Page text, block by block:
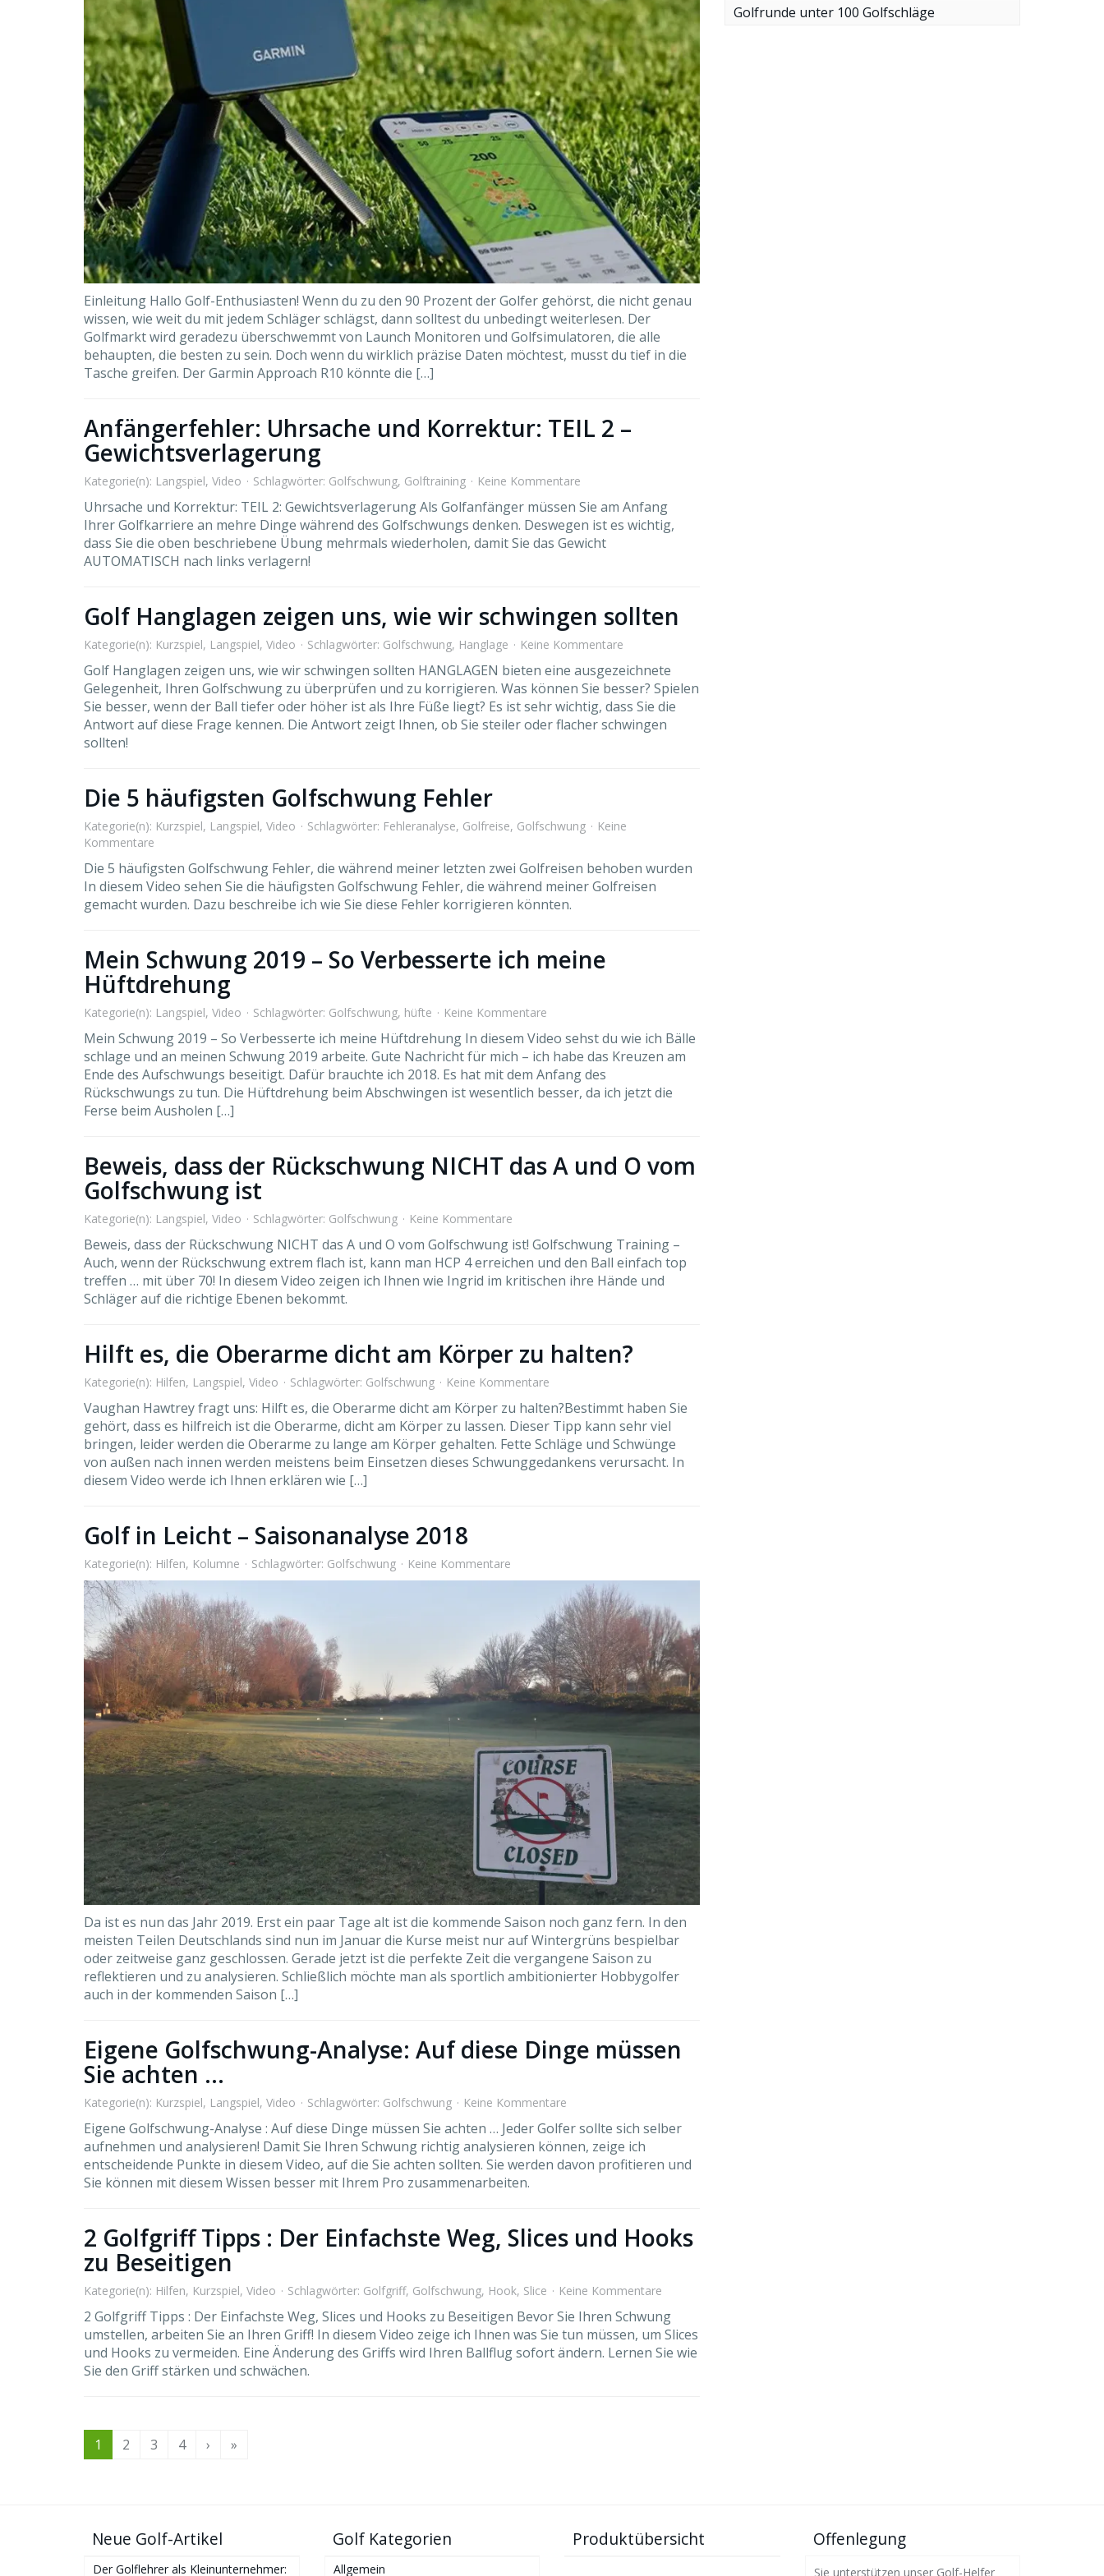
Einleitung Hallo Golf-Enthusiasten! Wenn du zu den 90 Prozent der Golfer gehörst, die nicht genau
wissen, wie weit du mit jedem Schläger schlägst, dann solltest du unbedingt weiterlesen. Der
Golfmarkt wird geradezu überschwemmt von Launch Monitoren und Golfsimulatoren, die alle
behaupten, die besten zu sein. Doch wenn du wirklich präzise Daten möchtest, musst du tief in die
Tasche greifen. Der Garmin Approach R10 könnte die […]
Anfängerfehler: Uhrsache und Korrektur: TEIL 2 –
Gewichtsverlagerung
Kategorie(n): Langspiel, Video Schlagwörter: Golfschwung, Golftraining Keine Kommentare
Uhrsache und Korrektur: TEIL 2: Gewichtsverlagerung Als Golfanfänger müssen Sie am Anfang
Ihrer Golfkarriere an mehre Dinge während des Golfschwungs denken. Deswegen ist es wichtig,
dass Sie die oben beschriebene Übung mehrmals wiederholen, damit Sie das Gewicht
AUTOMATISCH nach links verlagern!
Golf Hanglagen zeigen uns, wie wir schwingen sollten
Kategorie(n): Kurzspiel, Langspiel, Video Schlagwörter: Golfschwung, Hanglage Keine Kommentare
Golf Hanglagen zeigen uns, wie wir schwingen sollten HANGLAGEN bieten eine ausgezeichnete
Gelegenheit, Ihren Golfschwung zu überprüfen und zu korrigieren. Was können Sie besser? Spielen
Sie besser, wenn der Ball tiefer oder höher ist als Ihre Füße liegt? Es ist sehr wichtig, dass Sie die
Antwort auf diese Frage kennen. Die Antwort zeigt Ihnen, ob Sie steiler oder flacher schwingen
sollten!
Die 5 häufigsten Golfschwung Fehler
Kategorie(n): Kurzspiel, Langspiel, Video Schlagwörter: Fehleranalyse, Golfreise, Golfschwung
Keine
Kommentare
Die 5 häufigsten Golfschwung Fehler, die während meiner letzten zwei Golfreisen behoben wurden
In diesem Video sehen Sie die häufigsten Golfschwung Fehler, die während meiner Golfreisen
gemacht wurden. Dazu beschreibe ich wie Sie diese Fehler korrigieren könnten.
Mein Schwung 2019 – So Verbesserte ich meine
Hüftdrehung
Kategorie(n): Langspiel, Video Schlagwörter: Golfschwung, hüfte Keine Kommentare
Mein Schwung 2019 – So Verbesserte ich meine Hüftdrehung In diesem Video sehst du wie ich Bälle
schlage und an meinen Schwung 2019 arbeite. Gute Nachricht für mich – ich habe das Kreuzen am
Ende des Aufschwungs beseitigt. Dafür brauchte ich 2018. Es hat mit dem Anfang des
Rückschwungs zu tun. Die Hüftdrehung beim Abschwingen ist wesentlich besser, da ich jetzt die
Ferse beim Ausholen […]
Beweis, dass der Rückschwung NICHT das A und O vom
Golfschwung ist
Kategorie(n): Langspiel, Video Schlagwörter: Golfschwung Keine Kommentare
Beweis, dass der Rückschwung NICHT das A und O vom Golfschwung ist! Golfschwung Training –
Auch, wenn der Rückschwung extrem flach ist, kann man HCP 4 erreichen und den Ball einfach top
treffen … mit über 70! In diesem Video zeigen ich Ihnen wie Ingrid im kritischen ihre Hände und
Schläger auf die richtige Ebenen bekommt.
Hilft es, die Oberarme dicht am Körper zu halten?
Kategorie(n): Hilfen, Langspiel, Video Schlagwörter: Golfschwung Keine Kommentare
Vaughan Hawtrey fragt uns: Hilft es, die Oberarme dicht am Körper zu halten?Bestimmt haben Sie
gehört, dass es hilfreich ist die Oberarme, dicht am Körper zu lassen. Dieser Tipp kann sehr viel
bringen, leider werden die Oberarme zu lange am Körper gehalten. Fette Schläge und Schwünge
von außen nach innen werden meistens beim Einsetzen dieses Schwunggedankens verursacht. In
diesem Video werde ich Ihnen erklären wie […]
Golf in Leicht – Saisonanalyse 2018
Kategorie(n): Hilfen, Kolumne Schlagwörter: Golfschwung Keine Kommentare
Da ist es nun das Jahr 2019. Erst ein paar Tage alt ist die kommende Saison noch ganz fern. In den
meisten Teilen Deutschlands sind nun im Januar die Kurse meist nur auf Wintergrüns bespielbar
oder zeitweise ganz geschlossen. Gerade jetzt ist die perfekte Zeit die vergangene Saison zu
reflektieren und zu analysieren. Schließlich möchte man als sportlich ambitionierter Hobbygolfer
auch in der kommenden Saison […]
Eigene Golfschwung-Analyse: Auf diese Dinge müssen
Sie achten …
Kategorie(n): Kurzspiel, Langspiel, Video Schlagwörter: Golfschwung Keine Kommentare
Eigene Golfschwung-Analyse : Auf diese Dinge müssen Sie achten … Jeder Golfer sollte sich selber
aufnehmen und analysieren! Damit Sie Ihren Schwung richtig analysieren können, zeige ich
entscheidende Punkte in diesem Video, auf die Sie achten sollten. Sie werden davon profitieren und
Sie können mit diesem Wissen besser mit Ihrem Pro zusammenarbeiten.
2 Golfgriff Tipps : Der Einfachste Weg, Slices und Hooks
zu Beseitigen
Kategorie(n): Hilfen, Kurzspiel, Video Schlagwörter: Golfgriff, Golfschwung, Hook, Slice Keine Kommentare
2 Golfgriff Tipps : Der Einfachste Weg, Slices und Hooks zu Beseitigen Bevor Sie Ihren Schwung
umstellen, arbeiten Sie an Ihren Griff! In diesem Video zeige ich Ihnen was Sie tun müssen, um Slices
und Hooks zu vermeiden. Eine Änderung des Griffs wird Ihren Ballflug sofort ändern. Lernen Sie wie
Sie den Griff stärken und schwächen.
1 2 3 4 › »
Golfrunde unter 100 Golfschläge
Neue Golf-Artikel
Der Golflehrer als Kleinunternehmer:
Golf Kategorien
Allgemein
Produktübersicht Offenlegung
Sie unterstützen unser Golf-Helfer